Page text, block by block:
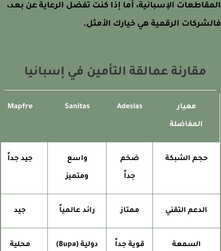
الإسبانية، أما إذا كنت تفضل الرعاية عن بعد،
الرقمية هي خيارك الأمثل.
مقارنة عمالقة التأمين في إسبانيا
معيار
المفاضلة
Adeslas
Sanitas
Mapfre
حجم الشبكة ضخم
جداً
واسع
ومتميز
جيد جداً
الدعم التقني ممتاز رائد عالمياً جيد
السمعة قوية جداً دولية (Bupa) محلية